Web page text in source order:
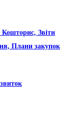
Кошторис, Звіти
Плани закупок